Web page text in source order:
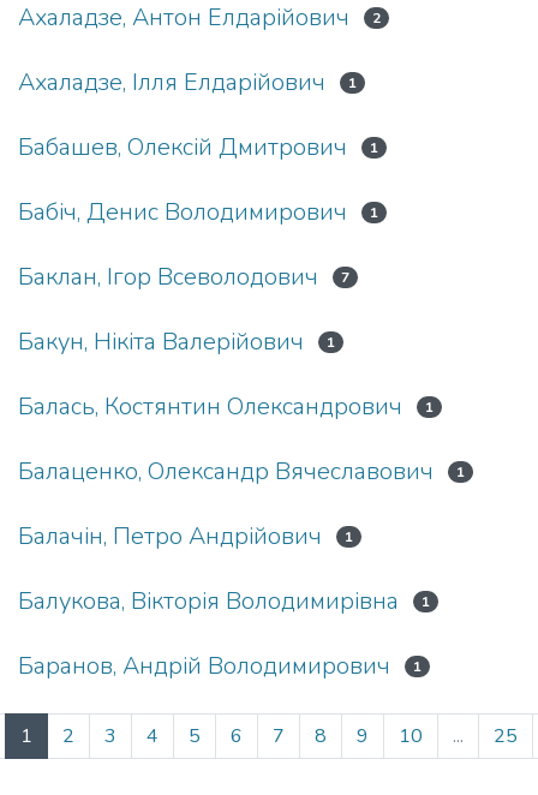
Ахаладзе, Антон Елдарійович 2
Ахаладзе, Ілля Елдарійович 1
Бабашев, Олексій Дмитрович 1
Бабіч, Денис Володимирович 1
Баклан, Ігор Всеволодович 7
Бакун, Нікіта Валерійович 1
Балась, Костянтин Олександрович 1
Балаценко, Олександр Вячеславович 1
Балачін, Петро Андрійович 1
Балукова, Вікторія Володимирівна 1
Баранов, Андрій Володимирович 1
1 (current)
2 3 4 5 6 7 8 9 10 ... 25